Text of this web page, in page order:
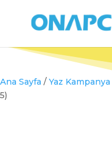
Ana Sayfa / Yaz Kampanya
5)